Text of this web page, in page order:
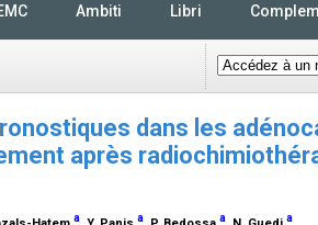
Ambiti Libri
dans les
après
a a a a